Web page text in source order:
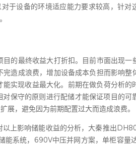
于设备的环境适应能力要求较高，针对
的最终收益大打折扣。目前市面出现一
造成浪费，增加设备成本负担而影响整
实现收益最大化。前期在做负荷分析的
保守的原则进行配储才能保证项目的可
展，避免因为前期配置过大而造成浪费。
上影响储能收益的分析，大秦推出
能系统，690V中压并网方案，单柜容量